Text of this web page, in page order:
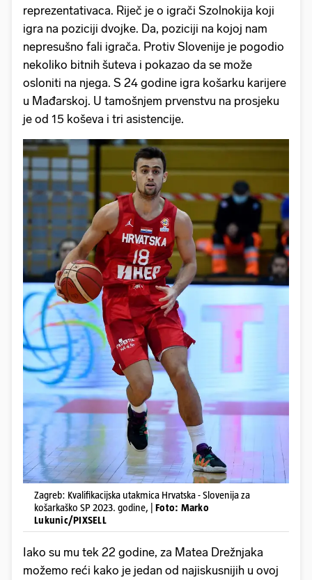
reprezentativaca. Riječ je o igrači Szolnokija koji
igra na poziciji dvojke. Da, poziciji na kojoj nam
nepresušno fali igrača. Protiv Slovenije je pogodio
nekoliko bitnih šuteva i pokazao da se može
osloniti na njega. S 24 godine igra košarku karijere
u Mađarskoj. U tamošnjem prvenstvu na prosjeku
je od 15 koševa i tri asistencije.
Zagreb: Kvalifikacijska utakmica Hrvatska - Slovenija za
košarkaško SP 2023. godine, | Foto: Marko
Lukunic/PIXSELL
Iako su mu tek 22 godine, za Matea Drežnjaka
možemo reći kako je jedan od najiskusnijih u ovoj